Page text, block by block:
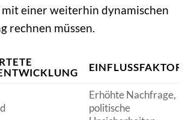
einer weiterhin dynamischen
rechnen müssen.
Erhöhte Nachfrage,
politische